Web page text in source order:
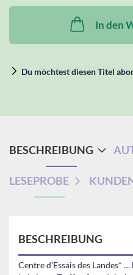
In den
Du möchtest diesen Titel
BESCHREIBUNG
LESEPROBE
BESCHREIBUNG
Centre d’Essais des Landes*